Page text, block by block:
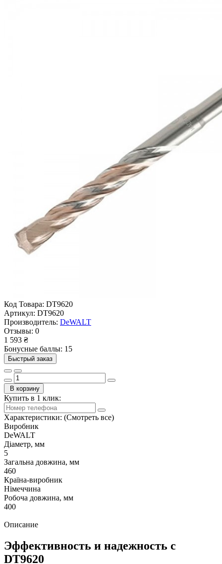
Код Товара: DT9620
Артикул: DT9620
Производитель: DeWALT
Отзывы: 0
1 593 ₴
Бонусные баллы: 15
Быстрый заказ
В корзину
Купить в 1 клик:
Характеристики: (Смотреть все)
Виробник
DeWALT
Діаметр, мм
5
Загальна довжина, мм
460
Країна-виробник
Німеччина
Робоча довжина, мм
400
Описание
Эффективность и надежность с
DT9620